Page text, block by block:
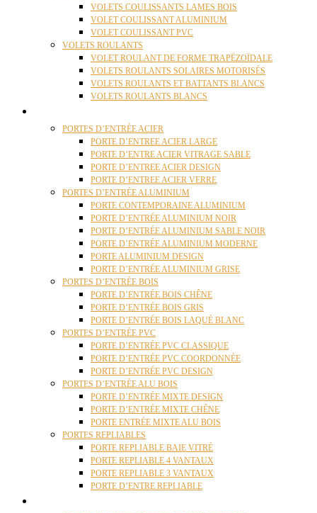
VOLETS COULISSANTS LAMES BOIS
VOLET COULISSANT ALUMINIUM
VOLET COULISSANT PVC
VOLETS ROULANTS
VOLET ROULANT DE FORME TRAPÉZOÏDALE
VOLETS ROULANTS SOLAIRES MOTORISÉS
VOLETS ROULANTS ET BATTANTS BLANCS
VOLETS ROULANTS BLANCS
PORTES D’ENTRÉE ACIER
PORTE D’ENTREE ACIER LARGE
PORTE D’ENTRE ACIER VITRAGE SABLE
PORTE D’ENTREE ACIER DESIGN
PORTE D’ENTREE ACIER VERRE
PORTES D’ENTRÉE ALUMINIUM
PORTE CONTEMPORAINE ALUMINIUM
PORTE D’ENTRÉE ALUMINIUM NOIR
PORTE D’ENTRÉE ALUMINIUM SABLE NOIR
PORTE D’ENTRÉE ALUMINIUM MODERNE
PORTE ALUMINIUM DESIGN
PORTE D’ENTRÉE ALUMINIUM GRISE
PORTES D’ENTRÉE BOIS
PORTE D’ENTRÉE BOIS CHÊNE
PORTE D’ENTRÉE BOIS GRIS
PORTE D’ENTRÉE BOIS LAQUÉ BLANC
PORTES D’ENTRÉE PVC
PORTE D’ENTRÉE PVC CLASSIQUE
PORTE D’ENTRÉE PVC COORDONNÉE
PORTE D’ENTRÉE PVC DESIGN
PORTES D’ENTRÉE ALU BOIS
PORTE D’ENTRÉE MIXTE DESIGN
PORTE D’ENTRÉE MIXTE CHÊNE
PORTE ENTRÉE MIXTE ALU BOIS
PORTES REPLIABLES
PORTE REPLIABLE BAIE VITRÉ
PORTE REPLIABLE 4 VANTAUX
PORTE REPLIABLE 3 VANTAUX
PORTE D’ENTRE REPLIABLE